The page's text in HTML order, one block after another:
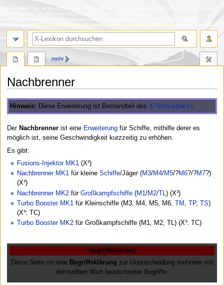
Deprecated : Use of MediaWiki\Skin\Skin::appendSpecialPagesLinkIfAbsent was deprecated in
MediaWiki 1.44. [Called from MediaWiki\Skin\Skin::buildSidebar in
/homepages/8/d312538493/htdocs/X-Lexikon/includes/skins/Skin.php at line 1639] in
/homepages/8/d312538493/htdocs/X-Lexikon/includes/debug/MWDebug.php
386
Nachbrenner
Zur
Navigation
Zur
Suche
Hinweis: Diese Erweiterung ist Bestandteil des X³-Bonuspacks
Der Nachbrennerist eine Erweiterungfür Schiffe, mithilfe derer es
möglich ist, seine Geschwindigkeit kurzzeitig zu erhöhen.
Es gibt:
Fusions-Injektor MK1 (X²)
Nachbrenner MK1 für kleine Schiffe/Jäger (M3/M4/M5/?M6?/?M7?)
(X³)
Nachbrenner MK2 für Großkampfschiffe (M1 /M2/TL ) (X³)
Turbo Booster MK1 für Kleinschiffe (M3, M4, M5, M6, TM , TP, TS)
(X³: TC)
Turbo Booster MK2 für Großkampfschiffe (M1, M2, TL) (X³: TC)
Begriffsklärung
Diese Seite ist eine Begriffsklärung zur Unterscheidung mehrerer mit
demselben Wort bezeichneter Begriffe.
mehr
Suche